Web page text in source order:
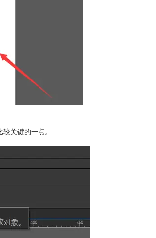
关键的一点。